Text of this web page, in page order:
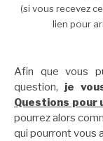
(si vous recevez
lien pour
Afin que vous
question, je
Questions pour
pourrez alors
qui pourront vous